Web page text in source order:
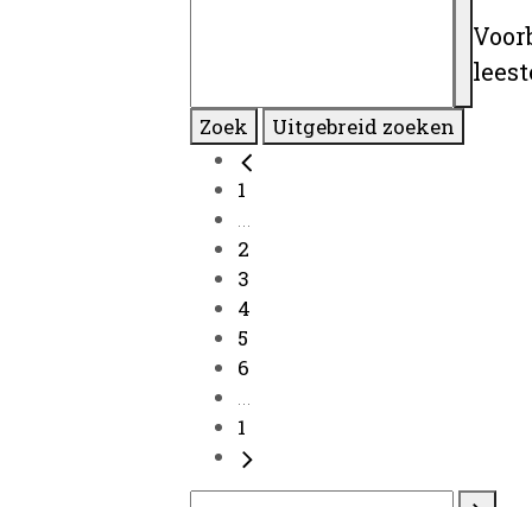
Zoek Uitgebreid zoeken
1
...
2
3
4
5
6
...
1